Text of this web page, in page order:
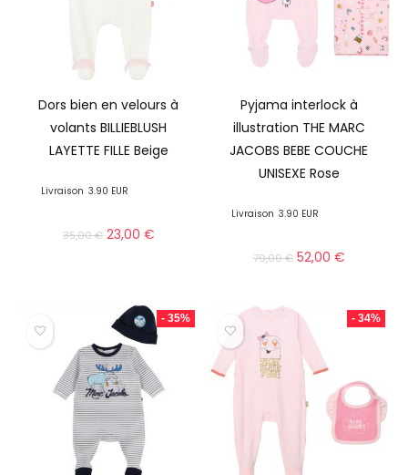
Dors bien en velours à
volants BILLIEBLUSH
LAYETTE FILLE Beige
Livraison 3.90 EUR
35,00€ 23,00 €
Pyjama interlock à
illustration THE MARC
JACOBS BEBE COUCHE
UNISEXE Rose
Livraison 3.90 EUR
79,00€ 52,00 €
- 35% - 34%